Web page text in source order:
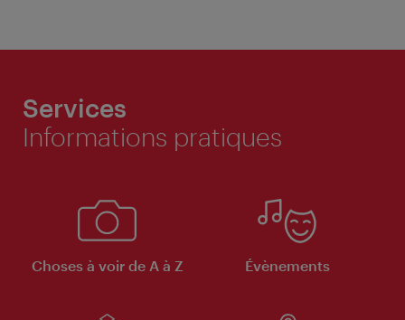
Services
Informations pratiques
Choses à voir de A à Z Évènements